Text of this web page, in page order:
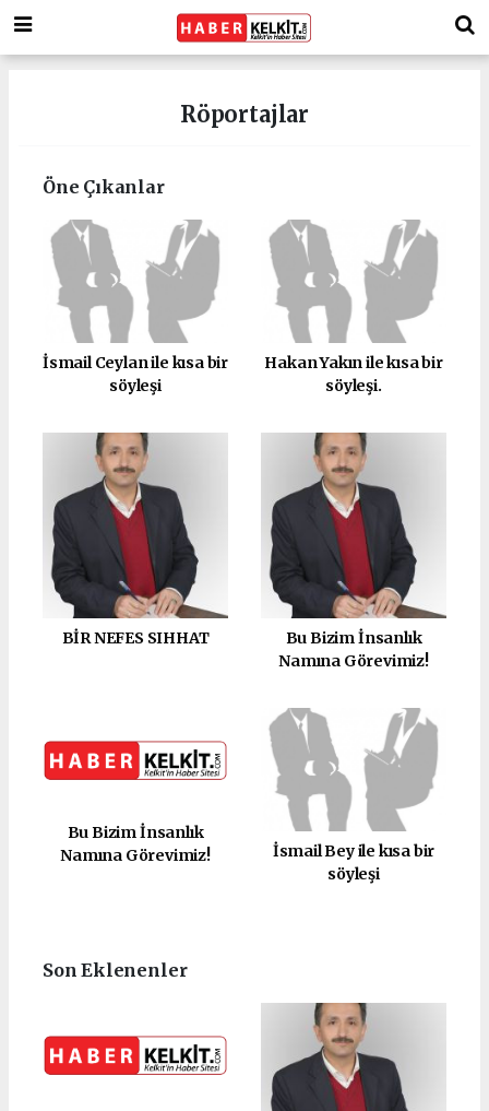
Röportajlar
Öne Çıkanlar
İsmail Ceylan ile kısa bir
söyleşi
Hakan Yakın ile kısa bir
söyleşi.
BİR NEFES SIHHAT
Bu Bizim İnsanlık
Namına Görevimiz!
Bu Bizim İnsanlık
Namına Görevimiz!
İsmail Bey ile kısa bir
söyleşi
Son Eklenenler